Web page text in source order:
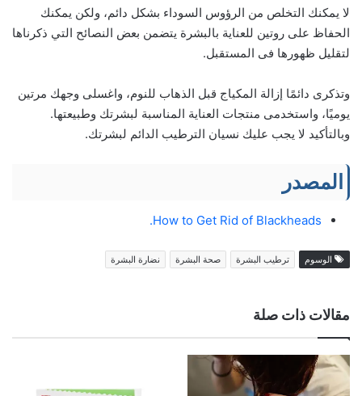
لا يمكنك التخلص من الرؤوس السوداء بشكل دائم، ولكن يمكنك
الحفاظ على روتين للعناية بالبشرة يتضمن بعض النصائح التي ذكرناها
لتقليل ظهورها فى المستقبل.
وتذكرى دائمًا إزالة المكياج قبل الذهاب للنوم، واغسلى وجهك مرتين
يوميًا، واستخدمى منتجات العناية المناسبة لبشرتك وطبيعتها.
وبالتأكيد لا يجب عليك نسيان الترطيب الدائم لبشرتك.
المصدر
How to Get Rid of Blackheads.
الوسوم ترطيب البشرة صحة البشرة نضارة البشرة
مقالات ذات صلة